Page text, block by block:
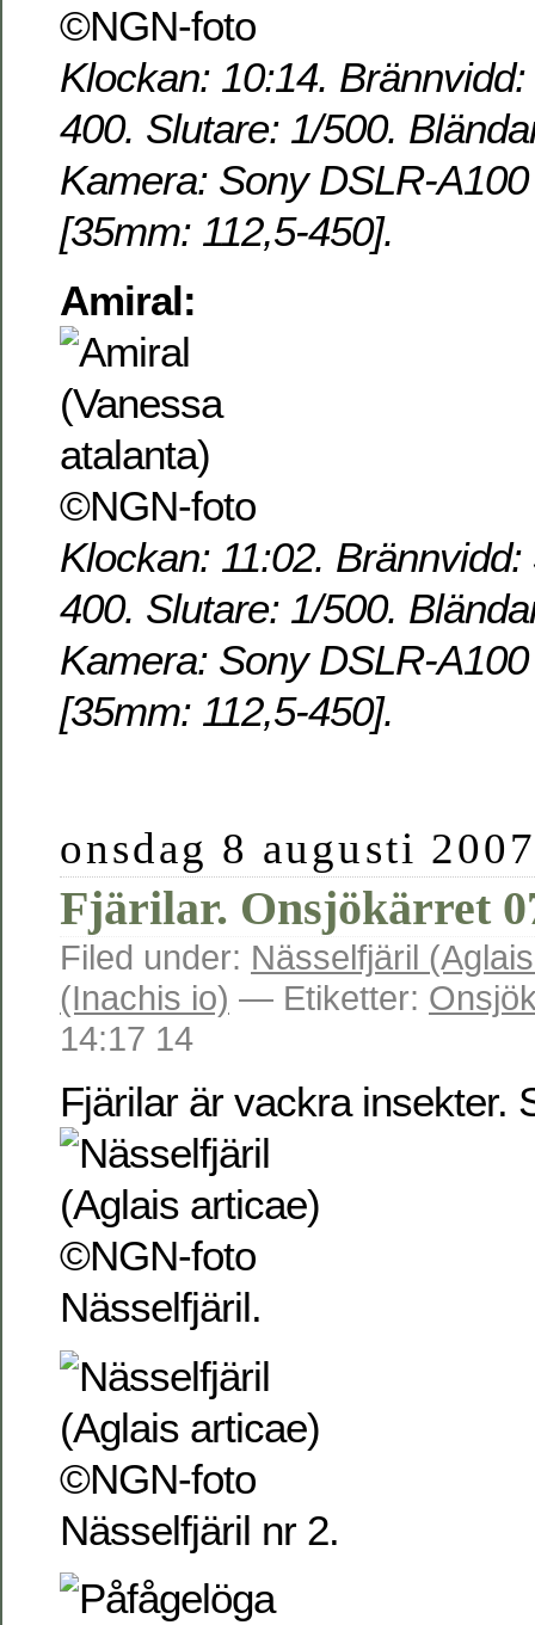
Klockan: 10:14.
400. Slutare: 1/500.
Kamera: Sony DSLR-
[35mm: 112,5-450].
Amiral:
Klockan: 11:02.
400. Slutare: 1/500.
Kamera: Sony DSLR-
[35mm: 112,5-450].
onsdag 8 augusti 2007
Fjärilar. Onsjökärret
Filed under: Nässelfjäril
(Inachis io) — Etiketter:
14:17 14
Fjärilar är vackra insekter.
Nässelfjäril.
Nässelfjäril nr 2.